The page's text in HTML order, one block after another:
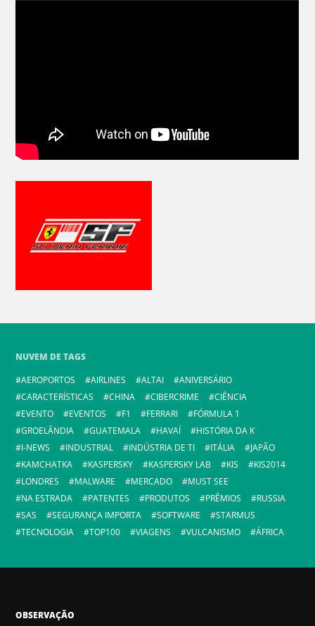
NUVEM DE TAGS
AEROPORTOS
AIRLINES ALTAI
ANIVERSÁRIO
CARACTERÍSTICAS
CHINA CIBERCRIME
CIÊNCIA
EVENTO
EVENTOS F1 FERRARI
FÓRMULA 1
GROELÂNDIA
GUATEMALA HAVAÍ
HISTÓRIA DA K
I-NEWS
INDUSTRIAL INDÚSTRIA DE TI ITÁLIA
JAPÃO
KAMCHATKA
KASPERSKY KASPERSKY LAB KIS
KIS2014
LONDRES
MALWARE MERCADO
MUST SEE
NA ESTRADA
PATENTES PRODUTOS PRÊMIOS
RUSSIA
SAS
SEGURANÇA IMPORTA SOFTWARE
STARMUS
TECNOLOGIA
TOP100 VIAGENS VULCANISMO ÁFRICA
OBSERVAÇÃO